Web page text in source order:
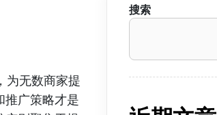
为无数商家提
推广策略才是
搜索